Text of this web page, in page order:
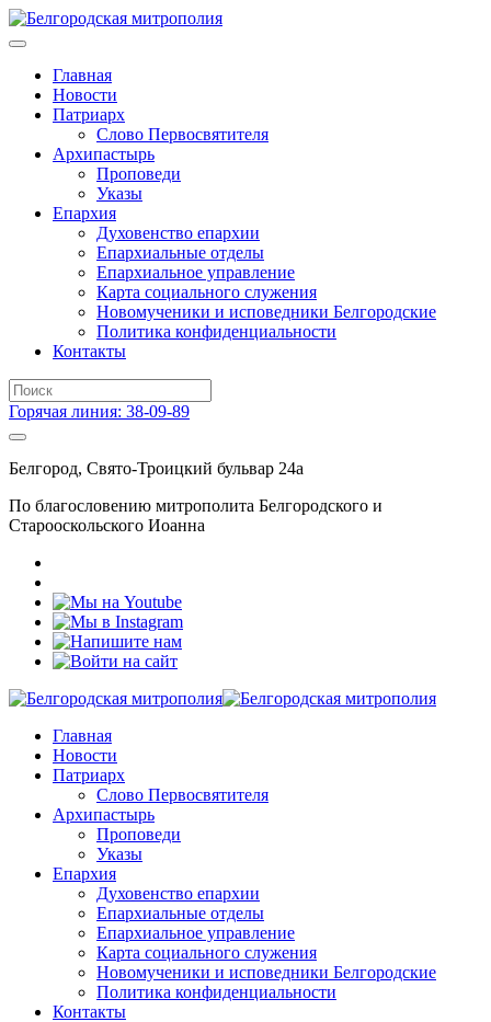
Главная
Новости
Патриарх
Слово Первосвятителя
Архипастырь
Проповеди
Указы
Епархия
Духовенство епархии
Епархиальные отделы
Епархиальное управление
Карта социального служения
Новомученики и исповедники Белгородские
Политика конфиденциальности
Контакты
Горячая линия: 38-09-89
Белгород, Свято-Троицкий бульвар 24а
По благословению митрополита Белгородского и
Старооскольского Иоанна
Главная
Новости
Патриарх
Слово Первосвятителя
Архипастырь
Проповеди
Указы
Епархия
Духовенство епархии
Епархиальные отделы
Епархиальное управление
Карта социального служения
Новомученики и исповедники Белгородские
Политика конфиденциальности
Контакты